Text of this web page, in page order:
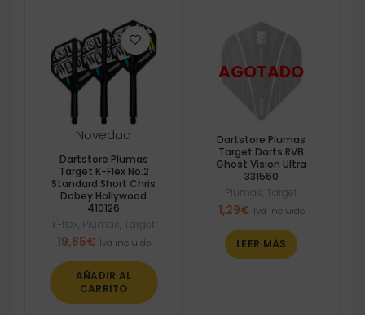
Novedad
Dartstore Plumas
Target K-Flex No.2
Standard Short Chris
Dobey Hollywood
410126
k-flex Plumas Target
19,85€ Iva incluido
AÑADIR AL
CARRITO
Dartstore Plumas
Target Darts RVB
Ghost Vision Ultra
331560
Plumas Target
1,29€ Iva incluido
LEER MÁS